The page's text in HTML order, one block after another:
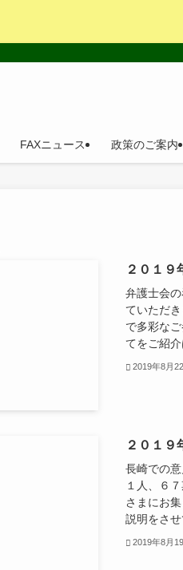
FAXニュース 政策のご案内
２０１
弁護士会
ていただ
で多彩な
てをご紹介
2019年8月
２０１
長崎での
１人、６
さまにお
説明をさせ
2019年8月